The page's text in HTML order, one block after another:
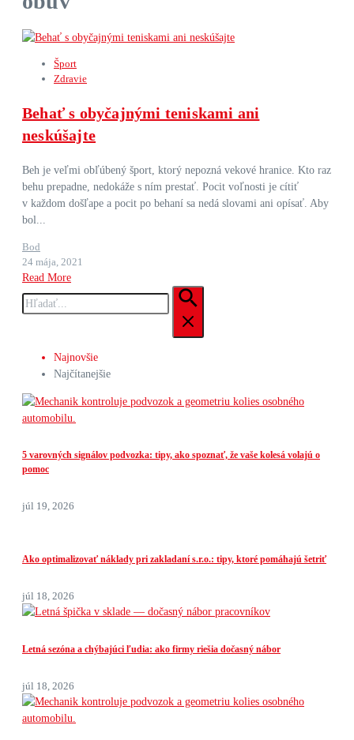
Šport
Zdravie
Behať s obyčajnými teniskami ani
neskúšajte
Beh je veľmi obľúbený šport, ktorý nepozná vekové hranice. Kto raz
behu prepadne, nedokáže s ním prestať. Pocit voľnosti je cítiť
v každom došľape a pocit po behaní sa nedá slovami ani opísať. Aby
bol...
Bod
24 mája, 2021
Read More
Hľadať:
Najnovšie
Najčítanejšie
5 varovných signálov podvozka: tipy, ako spoznať, že vaše kolesá volajú o
pomoc
júl 19, 2026
Ako optimalizovať náklady pri zakladaní s.r.o.: tipy, ktoré pomáhajú šetriť
júl 18, 2026
Letná sezóna a chýbajúci ľudia: ako firmy riešia dočasný nábor
júl 18, 2026